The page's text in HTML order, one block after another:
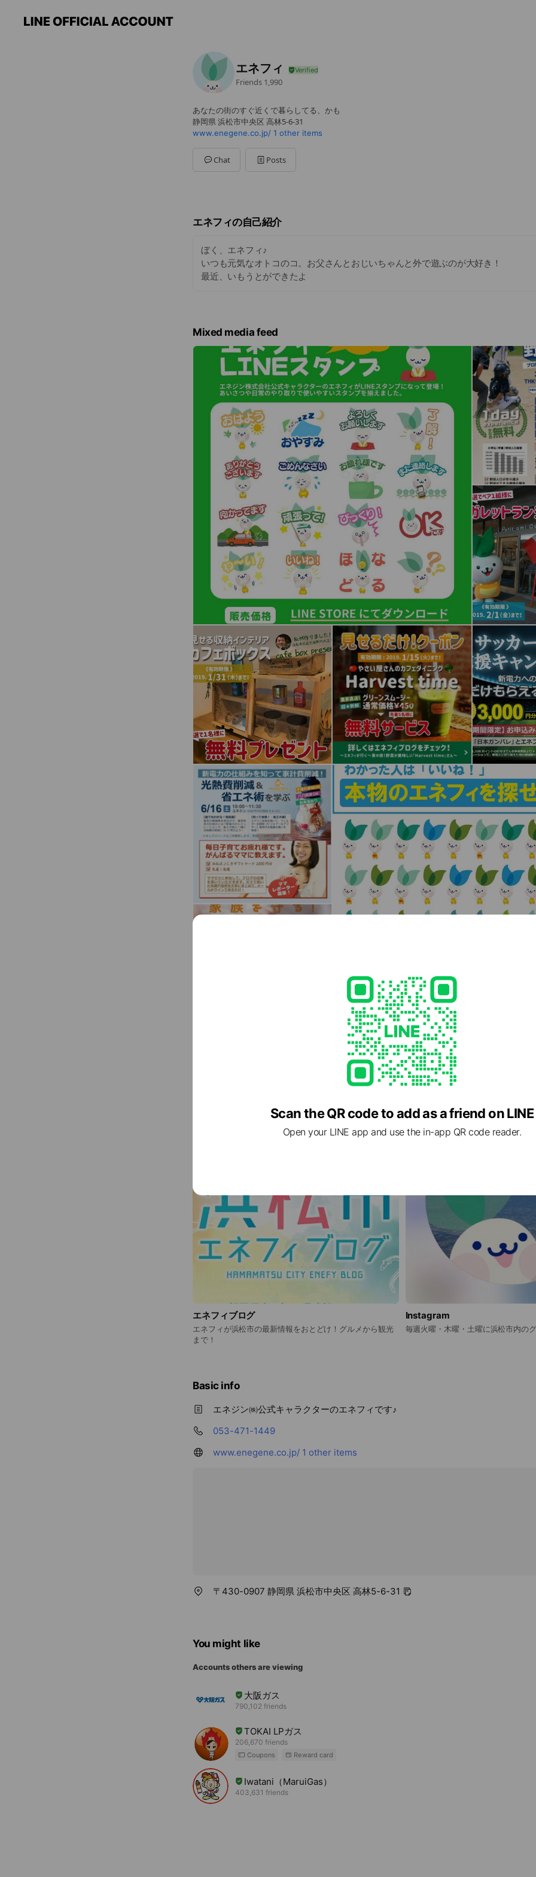
エネフィ
Friends 1,990
あなたの街のすぐ近くで暮らしてる、かも
静岡県 浜松市中央区 高林5-6-31
www.enegene.co.jp/ 1 other items
Chat Posts
エネフィの自己紹介
ぼく、エネフィ♪
いつも元気なオトコのコ。お父さんとおじいちゃんと外で遊ぶのが大好き！
最近、いもうとができたよ
Mixed media feed
エネフィブログ
エネフィが浜松市の最新情報をおとどけ！グルメから観光
まで！
Instagram
毎週火曜・木曜・土曜に浜松市内の
Basic info
エネジン㈱公式キャラクターのエネフィです♪
053-471-1449
www.enegene.co.jp/ 1 other items
〒430-0907 静岡県 浜松市中央区 高林5-6-31
You might like
Accounts others are viewing
大阪ガス
790,102 friends
TOKAI LPガス
206,670 friends
Coupons Reward card
Iwatani（MaruiGas）
403,631 friends
Scan the QR code to add as a friend on LINE
Open your LINE app and use the in-app QR code reader.